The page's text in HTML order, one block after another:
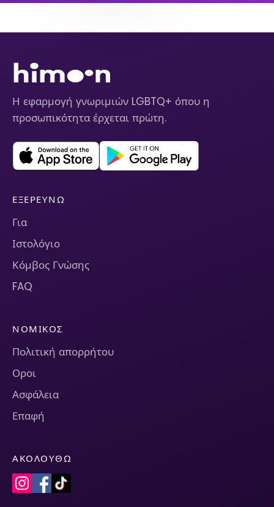
Η εφαρμογή γνωριμιών LGBTQ+ όπου η
προσωπικότητα έρχεται πρώτη.
ΕΞΕΡΕΥΝΏ
Για
Ιστολόγιο
Κόμβος Γνώσης
FAQ
ΝΟΜΙΚΌΣ
Πολιτική απορρήτου
Οροι
Ασφάλεια
Επαφή
ΑΚΟΛΟΥΘΏ